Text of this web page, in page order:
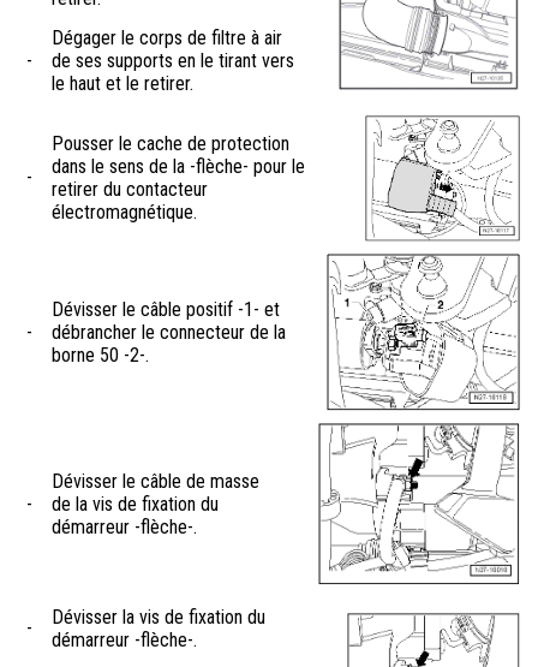
-
Dégager le corps de filtre à air
de ses supports en le tirant vers
le haut et le retirer.
-
Pousser le cache de protection
dans le sens de la -flèche- pour le
retirer du contacteur
électromagnétique.
-
Dévisser le câble positif -1- et
débrancher le connecteur de la
borne 50 -2-.
-
Dévisser le câble de masse
de la vis de fixation du
démarreur -flèche-.
-
Dévisser la vis de fixation du
démarreur -flèche-.